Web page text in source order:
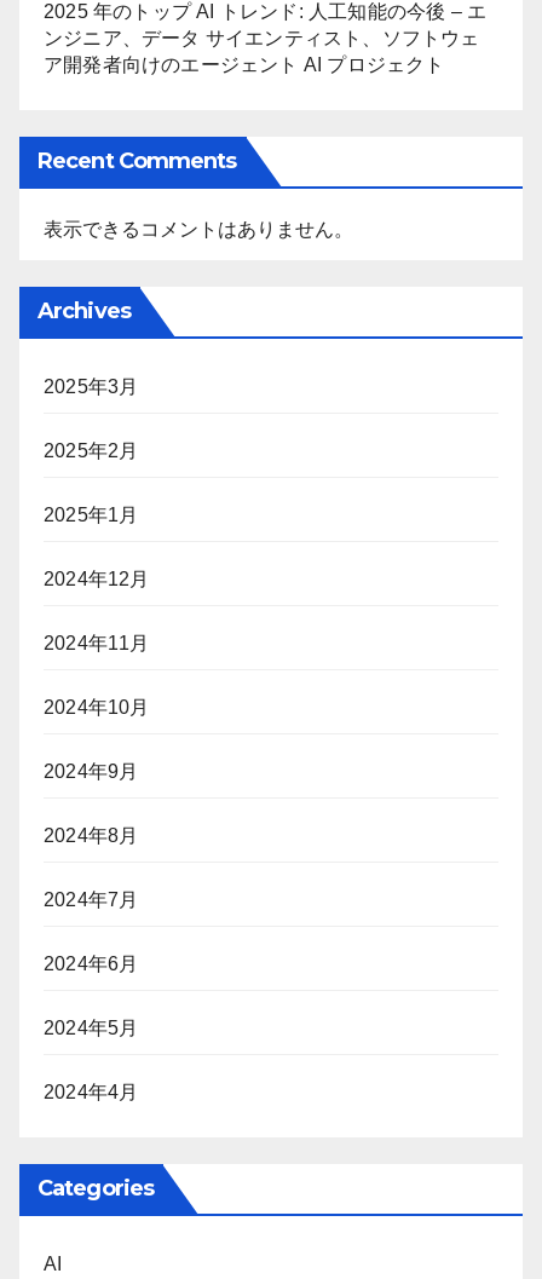
2025 年のトップ AI トレンド: 人工知能の今後 – エ
ンジニア、データ サイエンティスト、ソフトウェ
ア開発者向けのエージェント AI プロジェクト
Recent Comments
表示できるコメントはありません。
Archives
2025年3月
2025年2月
2025年1月
2024年12月
2024年11月
2024年10月
2024年9月
2024年8月
2024年7月
2024年6月
2024年5月
2024年4月
Categories
AI